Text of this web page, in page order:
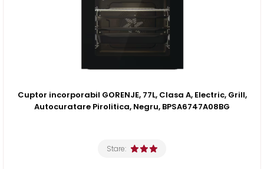
Cuptor incorporabil GORENJE, 77L, Clasa A, Electric, Grill,
Autocuratare Pirolitica, Negru, BPSA6747A08BG
Stare: